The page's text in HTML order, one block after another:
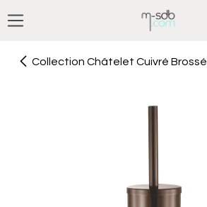
Collection Châtelet Cuivré Brossé